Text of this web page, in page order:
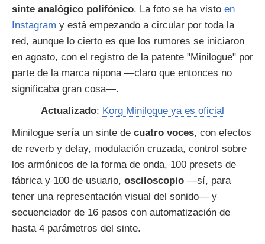
sinte analógico polifónico. La foto se ha visto en
Instagram y está empezando a circular por toda la
red, aunque lo cierto es que los rumores se iniciaron
en agosto, con el registro de la patente "Minilogue" por
parte de la marca nipona —claro que entonces no
significaba gran cosa—.
Actualizado: Korg Minilogue ya es oficial
Minilogue sería un sinte de cuatro voces, con efectos
de reverb y delay, modulación cruzada, control sobre
los armónicos de la forma de onda, 100 presets de
fábrica y 100 de usuario, osciloscopio —sí, para
tener una representación visual del sonido— y
secuenciador de 16 pasos con automatización de
hasta 4 parámetros del sinte.